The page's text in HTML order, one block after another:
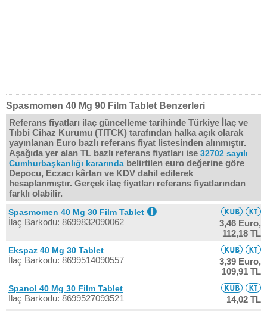
Spasmomen 40 Mg 90 Film Tablet Benzerleri
Referans fiyatları ilaç güncelleme tarihinde Türkiye İlaç ve
Tıbbi Cihaz Kurumu (TITCK) tarafından halka açık olarak
yayınlanan Euro bazlı referans fiyat listesinden alınmıştır.
Aşağıda yer alan TL bazlı referans fiyatları ise 32702 sayılı
Cumhurbaşkanlığı kararında belirtilen euro değerine göre
Depocu, Eczacı kârları ve KDV dahil edilerek
hesaplanmıştır. Gerçek ilaç fiyatları referans fiyatlarından
farklı olabilir.
Spasmomen 40 Mg 30 Film Tablet
İlaç Barkodu: 8699832090062
3,46 Euro,
112,18 TL
Ekspaz 40 Mg 30 Tablet
İlaç Barkodu: 8699514090557
3,39 Euro,
109,91 TL
Spanol 40 Mg 30 Film Tablet
İlaç Barkodu: 8699527093521 14,02 TL